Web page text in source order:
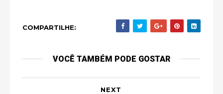
COMPARTILHE:
VOCÊ TAMBÉM PODE GOSTAR
NEXT